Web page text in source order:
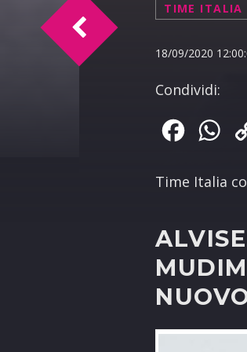
TIME ITALIA
18/09/2020
Condividi:
Facebook
Time Italia
TM intervista Manlio